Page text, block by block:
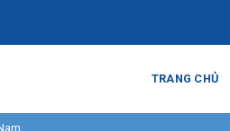
TRANG CHỦ